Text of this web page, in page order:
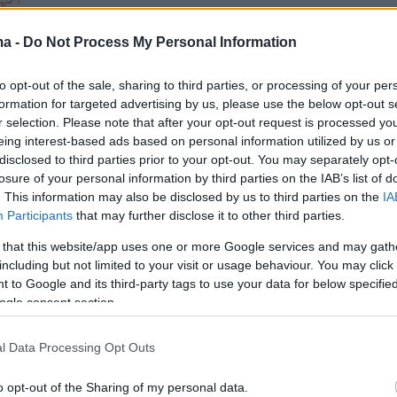
- Do Not Process My Personal Information
opt-out of the sale, sharing to third parties, or processing of your
for targeted advertising by us, please use the below opt-out
selection. Please note that after your opt-out request is processed
interest-based ads based on personal information utilized by us
to third parties prior to your opt-out. You may separately
of your personal information by third parties on the IAB’s list of
This information may also be disclosed by us to third parties on the
Participants that may further disclose it to other third parties.
that this website/app uses one or more Google services and may
but not limited to your visit or usage behaviour. You may
to Google and its third-party tags to use your data for below
consent section.
Data Processing Opt Outs
opt-out of the Sharing of my personal data.
Νέα εποχή για τις
εστίες, 10.000 νέες κλίνες
τόνισε ότι το υπουργείο σε συνεργασία με
υλοποιεί, με διάθεση σημαντικών πόρων από
εργαλεία, ένα ευρύ πρόγραμμα
και αναβαθμίσεων των υφιστάμενων εστιών
Οι φοιτητικές
ανακαινίζονται και αποκτούν
και κανόνες
για τις συντονισμένες κινήσεις με τις οποίες μετά
εστίες - Ο ρόλος του νέου ισχυρού ενιαίου φορέα